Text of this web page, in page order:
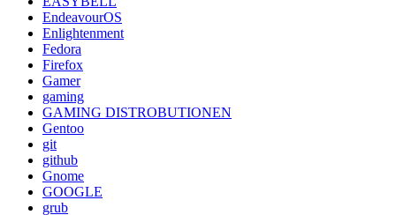
EndeavourOS
Enlightenment
Fedora
Firefox
Gamer
gaming
GAMING DISTROBUTIONEN
Gentoo
git
github
Gnome
GOOGLE
grub